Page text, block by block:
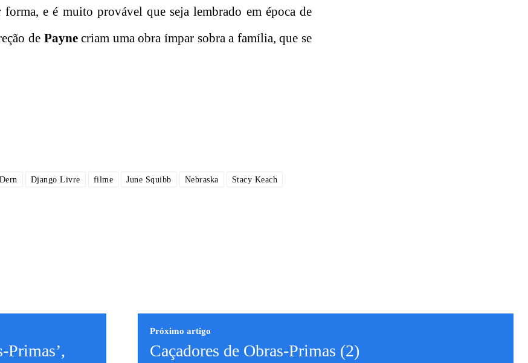
e é muito provável que seja lembrado em época de
de Paynecriam uma obra ímpar sobra a família, que se
Django Livre filme June Squibb Nebraska
Stacy Keach
Primas’,
Próximo artigo
Caçadores de Obras-Primas (2)